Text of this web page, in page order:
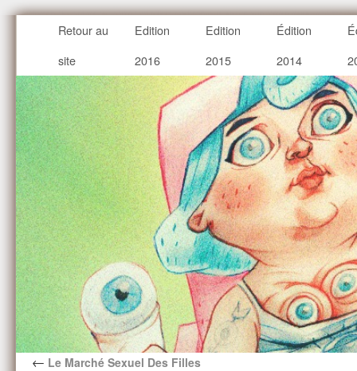
Retour au
site
Edition
2016
Edition
2015
Édition
2014
← Le Marché Sexuel Des Filles